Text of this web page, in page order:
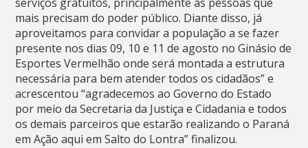
mais precisam do poder público. Diante disso, já
aproveitamos para convidar a população a se fazer
presente nos dias 09, 10 e 11 de agosto no Ginásio de
Esportes Vermelhão onde será montada a estrutura
necessária para bem atender todos os cidadãos” e
acrescentou “agradecemos ao Governo do Estado
por meio da Secretaria da Justiça e Cidadania e todos
os demais parceiros que estarão realizando o Paraná
em Ação aqui em Salto do Lontra” finalizou.